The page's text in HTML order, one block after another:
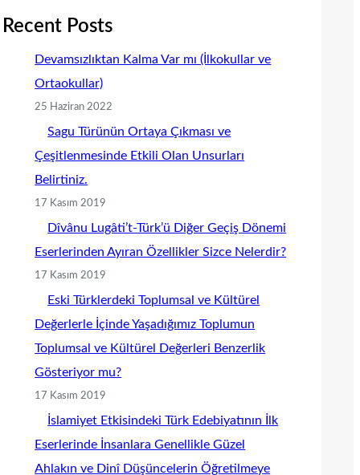
Recent Posts
Devamsızlıktan Kalma Var mı (İlkokullar ve
Ortaokullar)
25 Haziran 2022
Sagu Türünün Ortaya Çıkması ve
Çeşitlenmesinde Etkili Olan Unsurları
Belirtiniz.
17 Kasım 2019
Dîvânu Lugâti’t-Türk’ü Diğer Geçiş Dönemi
Eserlerinden Ayıran Özellikler Sizce Nelerdir?
17 Kasım 2019
Eski Türklerdeki Toplumsal ve Kültürel
Değerlerle İçinde Yaşadığımız Toplumun
Toplumsal ve Kültürel Değerleri Benzerlik
Gösteriyor mu?
17 Kasım 2019
İslamiyet Etkisindeki Türk Edebiyatının İlk
Eserlerinde İnsanlara Genellikle Güzel
Ahlakın ve Dinî Düşüncelerin Öğretilmeye